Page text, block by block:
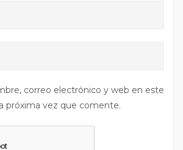
correo electrónico y web en este
próxima vez que comente.